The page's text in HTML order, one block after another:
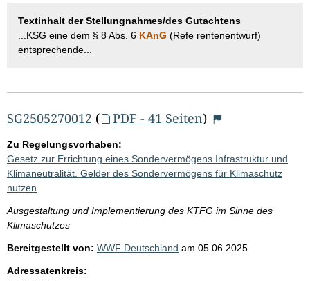
Textinhalt der Stellungnahmes/des Gutachtens
...KSG eine dem § 8 Abs. 6 KAnG (Refe rentenentwurf)
entsprechende...
SG2505270012 ( PDF - 41 Seiten)
Zu Regelungsvorhaben:
Gesetz zur Errichtung eines Sondervermögens Infrastruktur und
Klimaneutralität. Gelder des Sondervermögens für Klimaschutz
nutzen
Ausgestaltung und Implementierung des KTFG im Sinne des
Klimaschutzes
Bereitgestellt von: WWF Deutschland am 05.06.2025
Adressatenkreis: